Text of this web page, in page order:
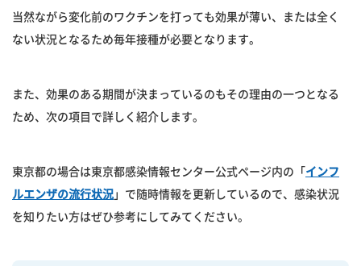
当然ながら変化前のワクチンを打っても効果が薄い、または全く
ない状況となるため毎年接種が必要となります。
また、効果のある期間が決まっているのもその理由の一つとなる
ため、次の項目で詳しく紹介します。
東京都の場合は東京都感染情報センター公式ページ内の「 インフ
ルエンザの流行状況 」で随時情報を更新しているので、感染状況
を知りたい方はぜひ参考にしてみてください。